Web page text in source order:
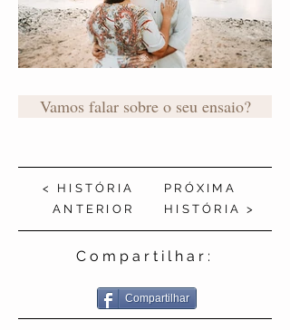
Vamos falar sobre o seu ensaio?
< HISTÓRIA
ANTERIOR
PRÓXIMA
HISTÓRIA >
Compartilhar:
Compartilhar